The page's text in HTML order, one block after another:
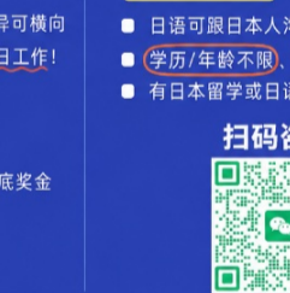
Shimizu），
可以hold的住的